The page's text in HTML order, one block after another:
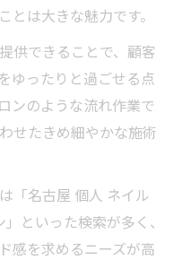
とは大きな魅力です。
供できることで、顧客
ゆったりと過ごせる点
ンのような流れ作業で
せたきめ細やかな施術
「名古屋 個人 ネイル
といった検索が多く、
感を求めるニーズが高